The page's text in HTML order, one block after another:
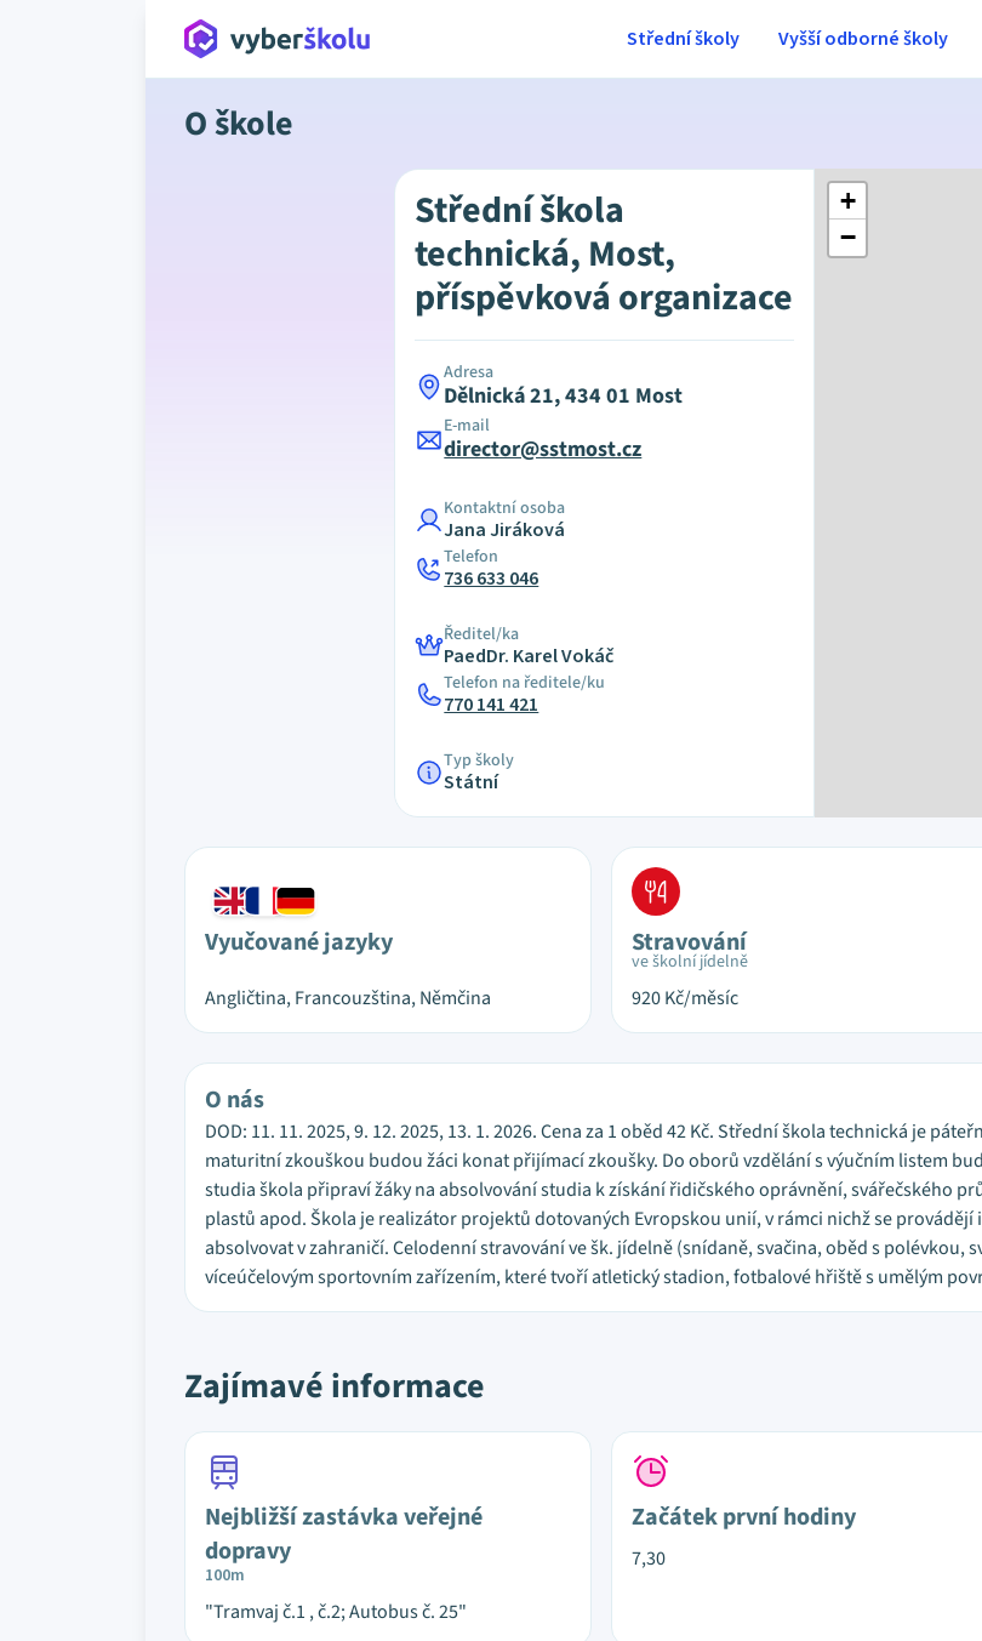
Střední školy Vyšší odborné školy
O škole
Střední škola
technická, Most,
příspěvková organizace
Adresa
Dělnická 21, 434 01 Most
E-mail
director@sstmost.cz
Kontaktní osoba
Jana Jiráková
Telefon
736 633 046
Ředitel/ka
PaedDr. Karel Vokáč
Telefon na ředitele/ku
770 141 421
Typ školy
Státní
+
−
Vyučované jazyky
Angličtina, Francouzština, Němčina
Stravování
ve školní jídelně
920Kč/měsíc
O nás
DOD: 11. 11. 2025, 9. 12. 2025, 13. 1. 2026. Cena za 1 oběd 42 Kč. Střední škola technická je
maturitní zkouškou budou žáci konat přijímací zkoušky. Do oborů vzdělání s výučním listem
studia škola připraví žáky na absolvování studia k získání řidičského oprávnění, svářečského
plastů apod. Škola je realizátor projektů dotovaných Evropskou unií, v rámci nichž se provádějí
absolvovat v zahraničí. Celodenní stravování ve šk. jídelně (snídaně, svačina, oběd s polévkou,
víceúčelovým sportovním zařízením, které tvoří atletický stadion, fotbalové hřiště s umělým
Zajímavé informace
Nejbližší zastávka veřejné
dopravy
100m
"Tramvaj č.1 , č.2; Autobus č. 25"
Začátek první hodiny
7,30